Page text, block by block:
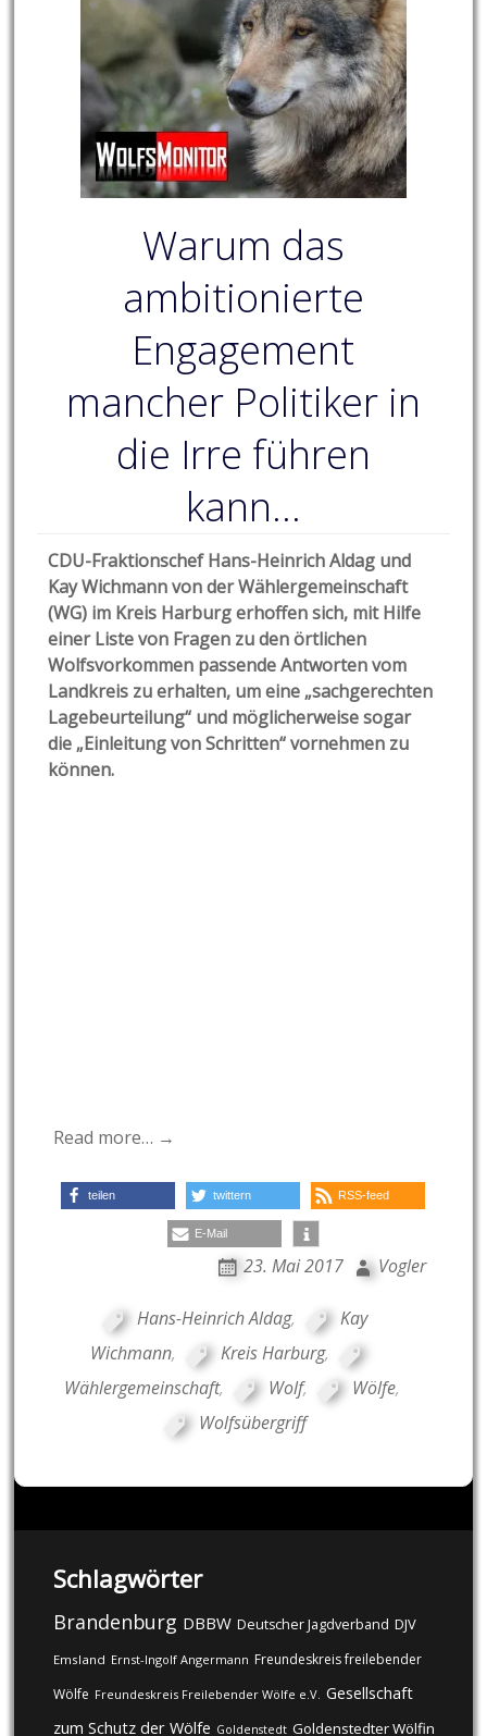
Warum das
ambitionierte
Engagement
mancher Politiker in
die Irre führen
kann…
CDU-Fraktionschef Hans-Heinrich Aldag und
Kay Wichmann von der Wählergemeinschaft
(WG) im Kreis Harburg erhoffen sich, mit Hilfe
einer Liste von Fragen zu den örtlichen
Wolfsvorkommen passende Antworten vom
Landkreis zu erhalten, um eine „sachgerechten
Lagebeurteilung“ und möglicherweise sogar
die „Einleitung von Schritten“ vornehmen zu
können.
Read more… →
teilen twittern RSS-feed
E-Mail
23. Mai 2017 Vogler
Hans-Heinrich Aldag,
Kay
Wichmann, Kreis Harburg,
Wählergemeinschaft, Wolf, Wölfe,
Wolfsübergriff
Schlagwörter
Brandenburg DBBW Deutscher Jagdverband DJV
Emsland Ernst-Ingolf Angermann Freundeskreis freilebender
Wölfe Freundeskreis Freilebender Wölfe e.V. Gesellschaft
zum Schutz der Wölfe Goldenstedt Goldenstedter Wölfin